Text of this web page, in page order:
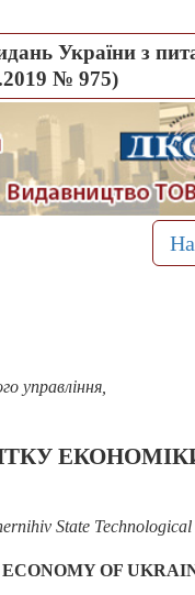
України з
№ 975)
управління,
State
OF